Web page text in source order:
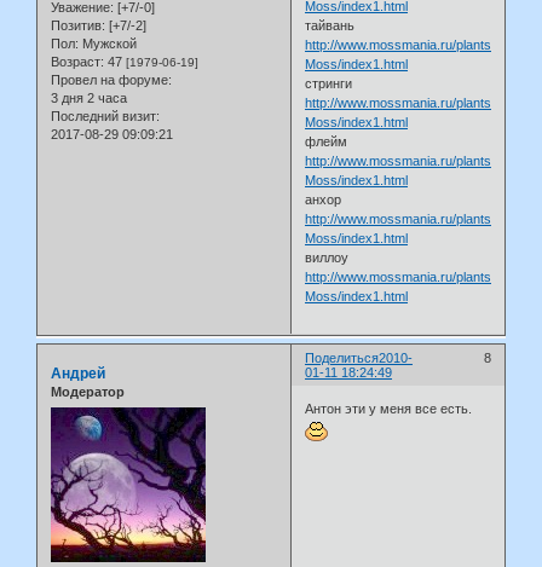
Уважение: [+7/-0]
Позитив: [+7/-2]
Пол: Мужской
Возраст: 47 [1979-06-19]
Провел на форуме:
3 дня 2 часа
Последний визит:
2017-08-29 09:09:21
Moss/index1.html
тайвань
http://www.mossmania.ru/plants/Taiwan
Moss/index1.html
стринги
http://www.mossmania.ru/plants/Stringy
Moss/index1.html
флейм
http://www.mossmania.ru/plants/Flame
Moss/index1.html
анхор
http://www.mossmania.ru/plants/Anchor
Moss/index1.html
виллоу
http://www.mossmania.ru/plants/Willow
Moss/index1.html
Поделиться 8
2010-
01-11 18:24:49
Андрей
Модератор
Антон эти у меня все есть.